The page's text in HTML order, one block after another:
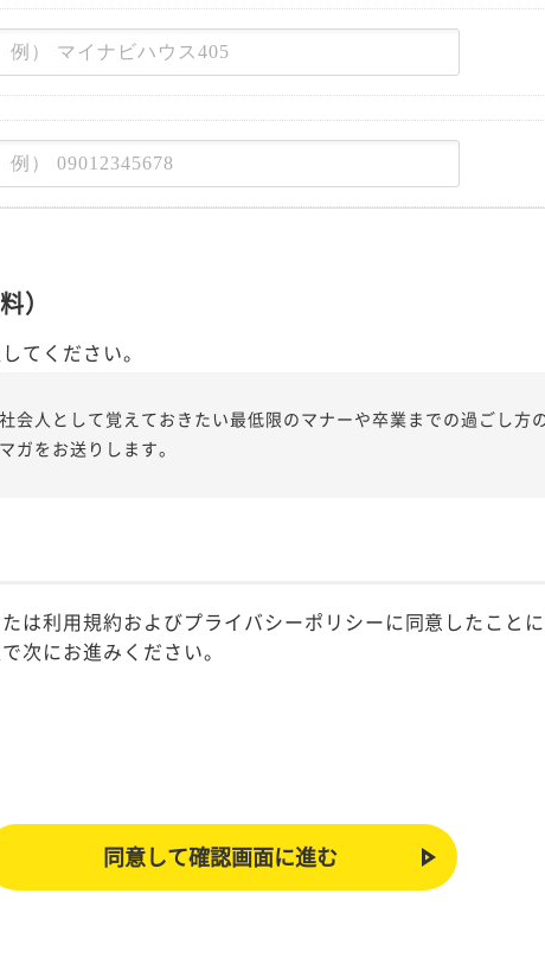
）
てください。
社会人として覚えておきたい最低限のマナーや卒業までの過ごし方
マガをお送りします。
は利用規約およびプライバシーポリシーに同意したことに
次にお進みください。